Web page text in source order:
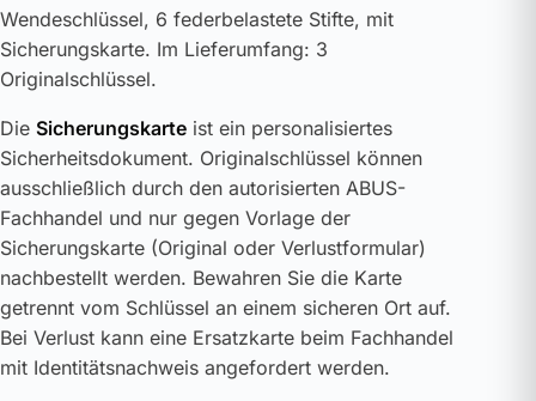
Wendeschlüssel, 6 federbelastete Stifte, mit
Sicherungskarte. Im Lieferumfang: 3
Originalschlüssel.
Die Sicherungskarte ist ein personalisiertes
Sicherheitsdokument. Originalschlüssel können
ausschließlich durch den autorisierten ABUS-
Fachhandel und nur gegen Vorlage der
Sicherungskarte (Original oder Verlustformular)
nachbestellt werden. Bewahren Sie die Karte
getrennt vom Schlüssel an einem sicheren Ort auf.
Bei Verlust kann eine Ersatzkarte beim Fachhandel
mit Identitätsnachweis angefordert werden.